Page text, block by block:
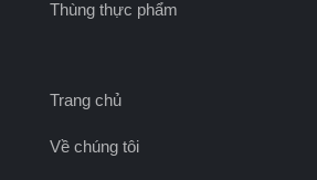
Thùng thực phẩm
Trang chủ
Về chúng tôi